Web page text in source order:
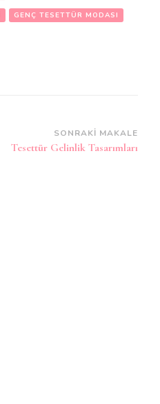
GENÇ TESETTÜR MODASI
SONRAKI MAKALE
Tesettür Gelinlik Tasarımları